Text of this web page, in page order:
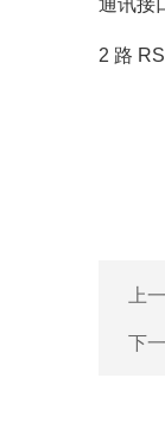
通讯接
2 路
上
下